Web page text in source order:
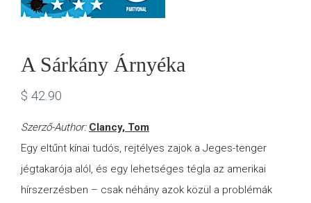
A Sárkány Árnyéka
$ 42.90
Szerző-Author: Clancy, Tom
Egy eltűnt kínai tudós, rejtélyes zajok a Jeges-tenger
jégtakarója alól, és egy lehetséges tégla az amerikai
hírszerzésben – csak néhány azok közül a problémák